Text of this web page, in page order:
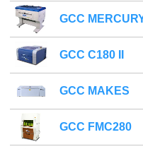
GCC MERCURY
GCC C180 II
GCC MAKES
GCC FMC280